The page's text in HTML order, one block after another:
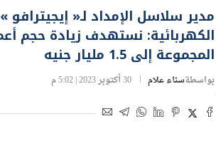
مدير سلاسل الإمداد لـ« إيجيترافو
الكهربائية: نستهدف زيادة حجم
المجموعة إلى 1.5 مليار جنيه
بواسطةسناء علام 30 أكتوبر 2023 | 5:02 م